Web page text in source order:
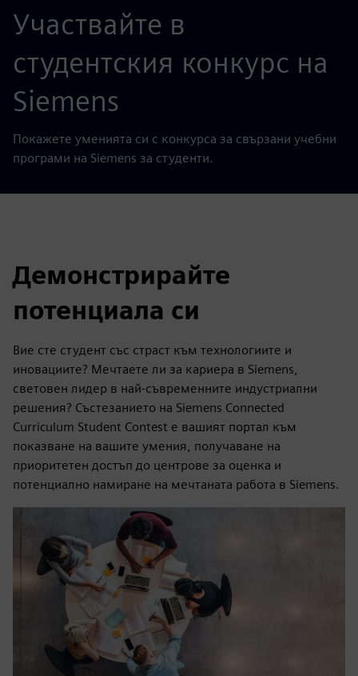
Участвайте в
студентския конкурс на
Siemens
Покажете уменията си с конкурса за свързани учебни
програми на Siemens за студенти.
Демонстрирайте
потенциала си
Вие сте студент със страст към технологиите и
иновациите? Мечтаете ли за кариера в Siemens,
световен лидер в най-съвременните индустриални
решения? Състезанието на Siemens Connected
Curriculum Student Contest е вашият портал към
показване на вашите умения, получаване на
приоритетен достъп до центрове за оценка и
потенциално намиране на мечтаната работа в Siemens.